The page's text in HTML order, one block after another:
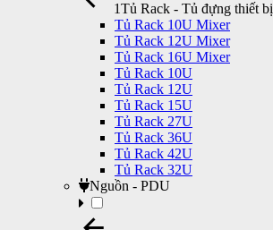
1Tủ Rack - Tủ đựng thiết bị
Tủ Rack 10U Mixer
Tủ Rack 12U Mixer
Tủ Rack 16U Mixer
Tủ Rack 10U
Tủ Rack 12U
Tủ Rack 15U
Tủ Rack 27U
Tủ Rack 36U
Tủ Rack 42U
Tủ Rack 32U
Nguồn - PDU